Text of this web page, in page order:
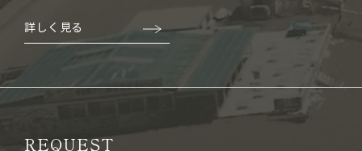
詳しく見る
REQUEST